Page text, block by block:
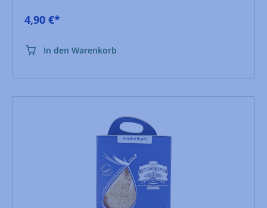
4,90 €*
In den Warenkorb